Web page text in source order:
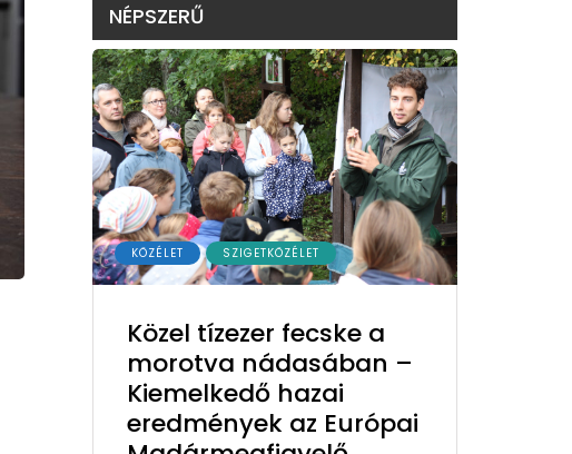
NÉPSZERŰ
KÖZÉLET SZIGETKÖZÉLET
Közel tízezer fecske a
morotva nádasában –
Kiemelkedő hazai
eredmények az Európai